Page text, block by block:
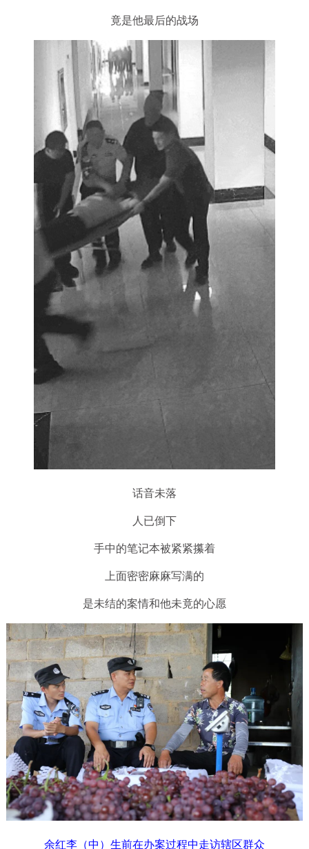
竟是他最后的战场
话音未落
人已倒下
手中的笔记本被紧紧攥着
上面密密麻麻写满的
是未结的案情和他未竟的心愿
余红李（中）生前在办案过程中走访辖区群众